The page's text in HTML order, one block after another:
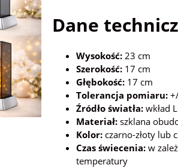
Dane
Wysokość: 23 cm
Szerokość: 17 cm
Głębokość: 17 cm
Tolerancja pomiaru:
Źródło światła: wkład
Materiał: szklana
Kolor: czarno-złoty lub
Czas świecenia: w
temperatury